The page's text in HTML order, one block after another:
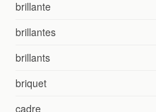
brillante
brillantes
brillants
briquet
cadre